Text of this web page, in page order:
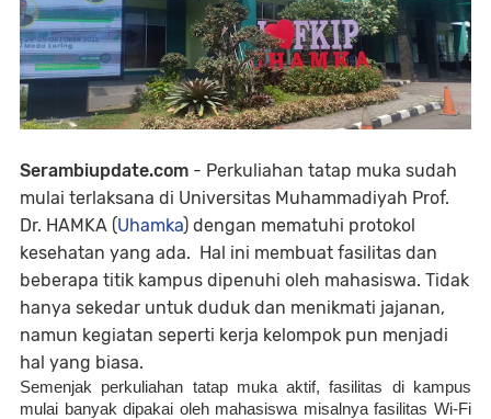
Serambiupdate.com - Perkuliahan tatap muka sudah
mulai terlaksana di Universitas Muhammadiyah Prof.
Dr. HAMKA (Uhamka) dengan mematuhi protokol
kesehatan yang ada. Hal ini membuat fasilitas dan
beberapa titik kampus dipenuhi oleh mahasiswa. Tidak
hanya sekedar untuk duduk dan menikmati jajanan,
namun kegiatan seperti kerja kelompok pun menjadi
hal yang biasa.
Semenjak perkuliahan tatap muka aktif, fasilitas di kampus
mulai banyak dipakai oleh mahasiswa misalnya fasilitas Wi-Fi